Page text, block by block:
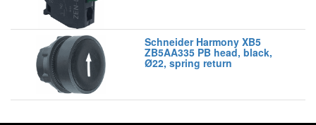
Schneider Harmony XB5
ZB5AA335 PB head, black,
Ø22, spring return